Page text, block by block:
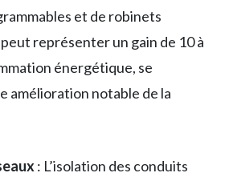
et de robinets
représenter un gain de 10 à
énergétique, se
amélioration notable de la
: L’isolation des conduits